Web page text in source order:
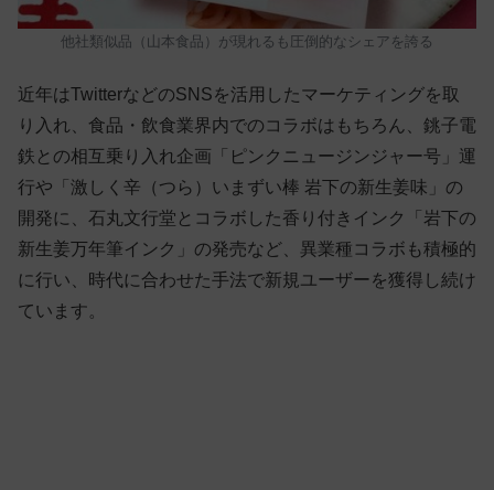
他社類似品（山本食品）が現れるも圧倒的なシェアを誇る
近年はTwitterなどのSNSを活用したマーケティングを取
り入れ、食品・飲食業界内でのコラボはもちろん、銚子電
鉄との相互乗り入れ企画「ピンクニュージンジャー号」運
行や「激しく辛（つら）いまずい棒 岩下の新生姜味」の
開発に、石丸文行堂とコラボした香り付きインク「岩下の
新生姜万年筆インク」の発売など、異業種コラボも積極的
に行い、時代に合わせた手法で新規ユーザーを獲得し続け
ています。